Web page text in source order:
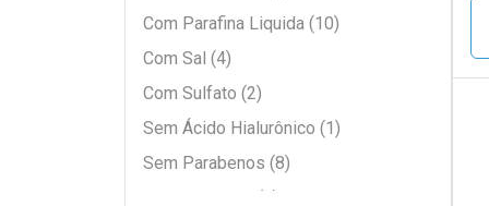
Com Parafina Liquida (10)
Com Sal (4)
Com Sulfato (2)
Sem Ácido Hialurônico (1)
Sem Parabenos (8)
Sem Petrolato (1)